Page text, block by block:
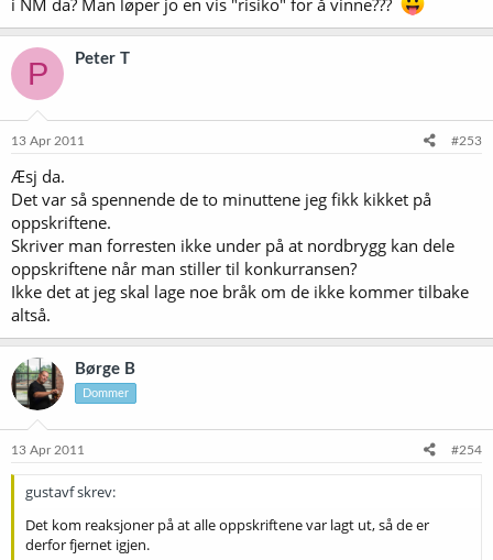
i NM da? Man løper jo en vis "risiko" for å vinne???
P Peter T
13 Apr 2011 #253
Æsj da.
Det var så spennende de to minuttene jeg fikk kikket på
oppskriftene.
Skriver man forresten ikke under på at nordbrygg kan dele
oppskriftene når man stiller til konkurransen?
Ikke det at jeg skal lage noe bråk om de ikke kommer tilbake
altså.
Børge B
Dommer
13 Apr 2011 #254
gustavf skrev:
Det kom reaksjoner på at alle oppskriftene var lagt ut, så de er
derfor fjernet igjen.